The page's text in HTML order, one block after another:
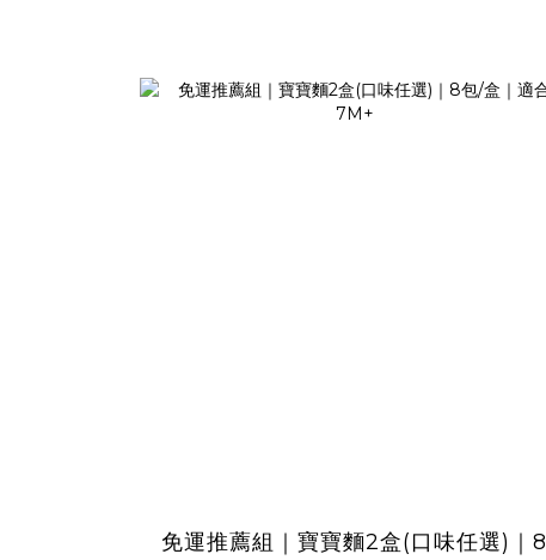
免運推薦組｜寶寶麵2盒(口味任選)｜8